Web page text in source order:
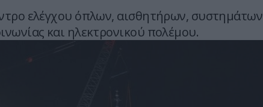
ελέγχου όπλων, αισθητήρων, συστημάτων
και ηλεκτρονικού πολέμου.